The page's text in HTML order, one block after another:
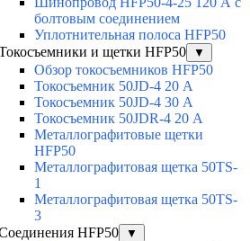
болтовым соединением
Уплотнительная полоса HFP50
и щетки HFP50
▼
Обзор токосъемников HFP50
Токосъемник 50JD-4 20 А
Токосъемник 50JD-4 30 А
Токосъемник 50JDR-4 20 А
Металлографитовые щетки
HFP50
Металлографитовая щетка 50TS-
1
Металлографитовая щетка 50TS-
3
HFP50
▼